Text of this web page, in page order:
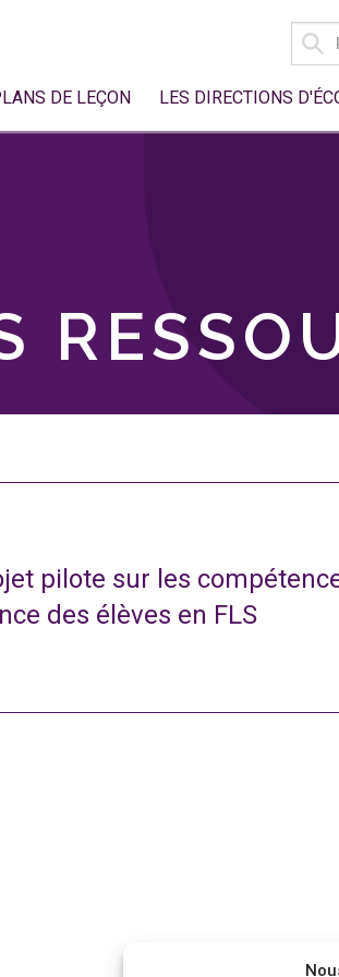
FOR:
DE LEÇON LES DIRECTIONS
pilote sur les
des élèves en FLS